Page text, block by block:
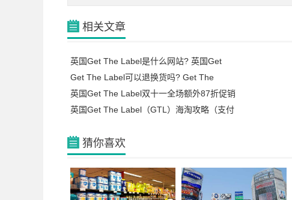
相关文章
英国Get The Label是什么网站? 英国Get
Get The Label可以退换货吗? Get The
英国Get The Label双十一全场额外87折促销
英国Get The Label（GTL）海淘攻略（支付
猜你喜欢